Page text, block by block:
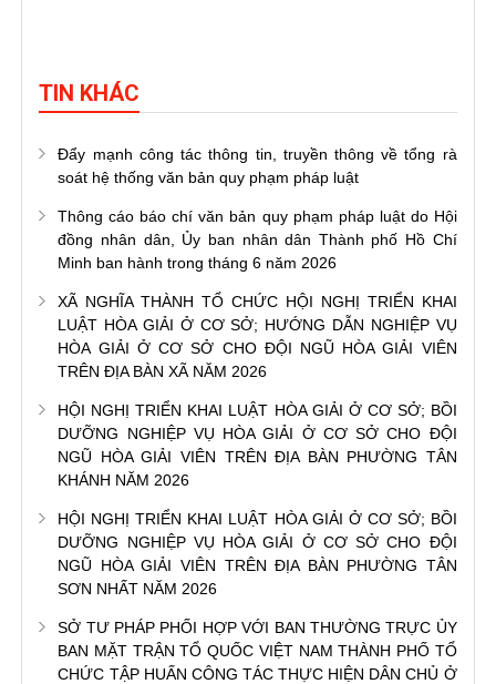
TIN KHÁC
Đẩy mạnh công tác thông tin, truyền thông về tổng rà
soát hệ thống văn bản quy phạm pháp luật
Thông cáo báo chí văn bản quy phạm pháp luật do Hội
đồng nhân dân, Ủy ban nhân dân Thành phố Hồ Chí
Minh ban hành trong tháng 6 năm 2026
XÃ NGHĨA THÀNH TỔ CHỨC HỘI NGHỊ TRIỂN KHAI
LUẬT HÒA GIẢI Ở CƠ SỞ; HƯỚNG DẪN NGHIỆP VỤ
HÒA GIẢI Ở CƠ SỞ CHO ĐỘI NGŨ HÒA GIẢI VIÊN
TRÊN ĐỊA BÀN XÃ NĂM 2026
HỘI NGHỊ TRIỂN KHAI LUẬT HÒA GIẢI Ở CƠ SỞ; BỒI
DƯỠNG NGHIỆP VỤ HÒA GIẢI Ở CƠ SỞ CHO ĐỘI
NGŨ HÒA GIẢI VIÊN TRÊN ĐỊA BÀN PHƯỜNG TÂN
KHÁNH NĂM 2026
HỘI NGHỊ TRIỂN KHAI LUẬT HÒA GIẢI Ở CƠ SỞ; BỒI
DƯỠNG NGHIỆP VỤ HÒA GIẢI Ở CƠ SỞ CHO ĐỘI
NGŨ HÒA GIẢI VIÊN TRÊN ĐỊA BÀN PHƯỜNG TÂN
SƠN NHẤT NĂM 2026
SỞ TƯ PHÁP PHỐI HỢP VỚI BAN THƯỜNG TRỰC ỦY
BAN MẶT TRẬN TỔ QUỐC VIỆT NAM THÀNH PHỐ TỔ
CHỨC TẬP HUẤN CÔNG TÁC THỰC HIỆN DÂN CHỦ Ở